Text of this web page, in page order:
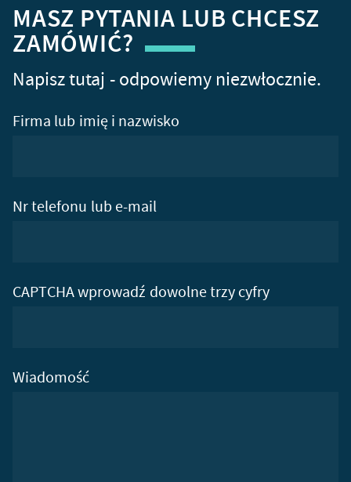
MASZ PYTANIA LUB CHCESZ
ZAMÓWIĆ?
Napisz tutaj - odpowiemy niezwłocznie.
Firma lub imię i nazwisko
Nr telefonu lub e-mail
CAPTCHA wprowadź dowolne trzy cyfry
Wiadomość